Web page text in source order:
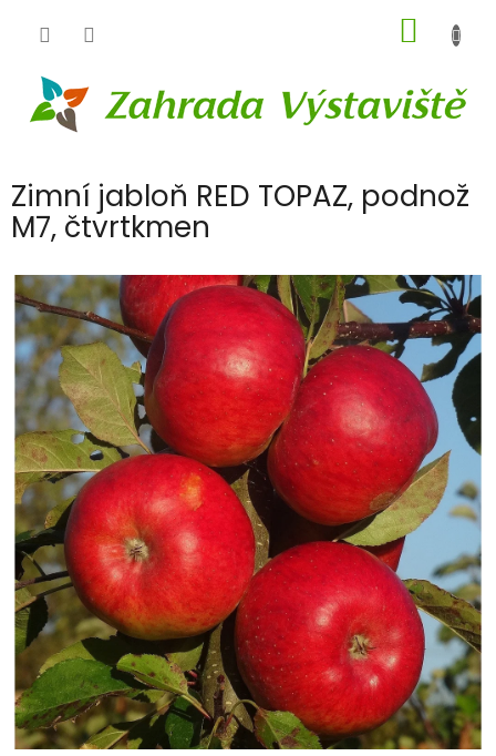
KOŠÍK
Zimní jabloň RED TOPAZ, podnož
M7, čtvrtkmen